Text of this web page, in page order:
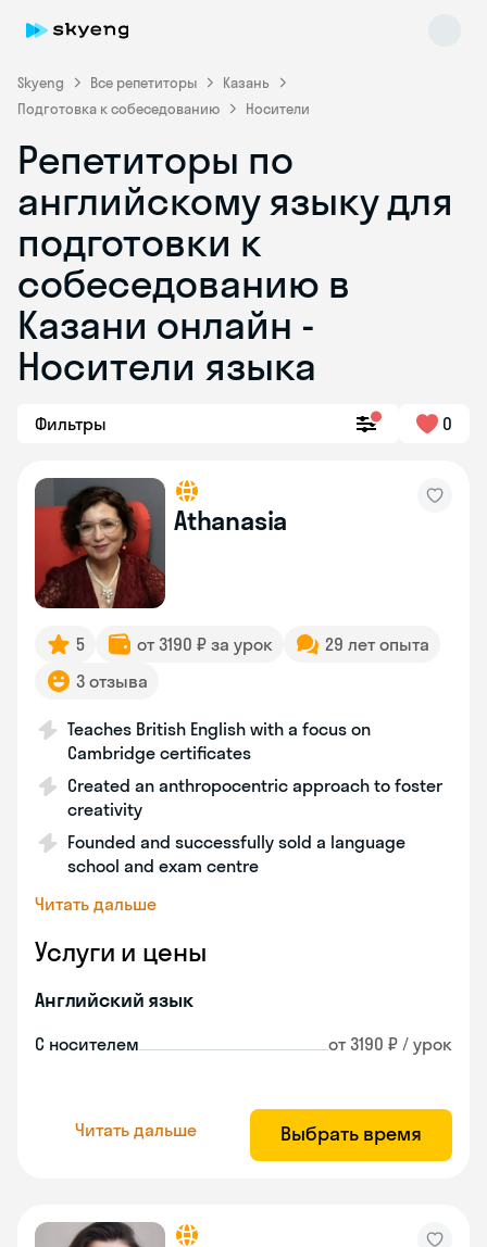
Skyeng Все репетиторы
Казань
Подготовка к собеседованию
Носители
Репетиторы по
английскому языку для
подготовки к
собеседованию в
Казани онлайн -
Носители языка
Фильтры 0
Athanasia
5 от 3190 ₽ за урок
29 лет опыта
3 отзыва
Teaches British English with a focus on
Cambridge certificates
Created an anthropocentric approach to foster
creativity
Founded and successfully sold a language
school and exam centre
Читать дальше
Услуги и цены
Английский язык
С носителем от 3190 ₽ / урок
Читать дальше Выбрать время
Skyeng Chat